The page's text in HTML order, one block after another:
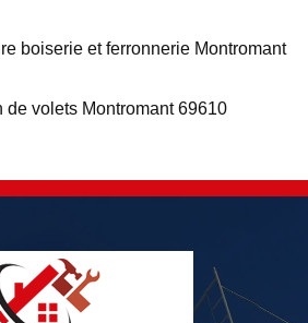
boiserie et ferronnerie Montromant
de volets Montromant 69610